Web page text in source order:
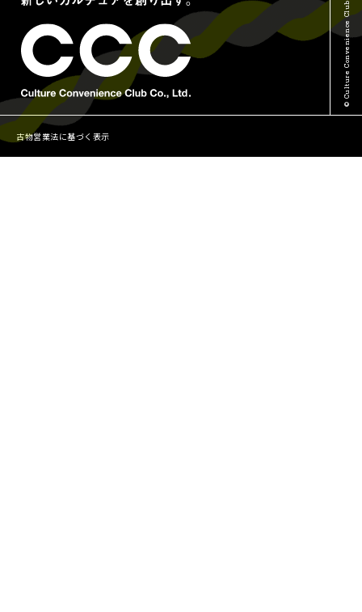
© Culture Convenience Club Co.,Ltd.
古物営業法に基づく表示